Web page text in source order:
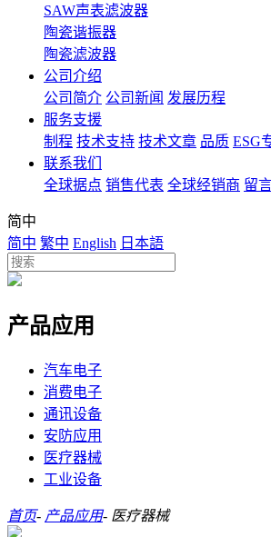
SAW声表滤波器
陶瓷谐振器
陶瓷滤波器
公司介绍
公司简介 公司新闻 发展历程
服务支援
制程 技术支持 技术文章 品质 ESG
联系我们
全球据点 销售代表 全球经销商 留
简中
简中 繁中 English 日本語
产品应用
汽车电子
消费电子
通讯设备
安防应用
医疗器械
工业设备
首页- 产品应用- 医疗器械